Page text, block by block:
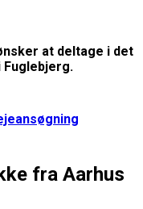
at deltage i det
Fuglebjerg.
fra Aarhus